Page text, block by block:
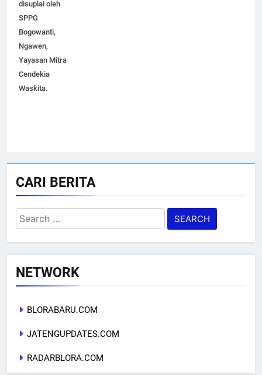
disuplai oleh
SPPG
Bogowanti,
Ngawen,
Yayasan Mitra
Cendekia
Waskita.
CARI BERITA
Search
for:
NETWORK
BLORABARU.COM
JATENGUPDATES.COM
RADARBLORA.COM